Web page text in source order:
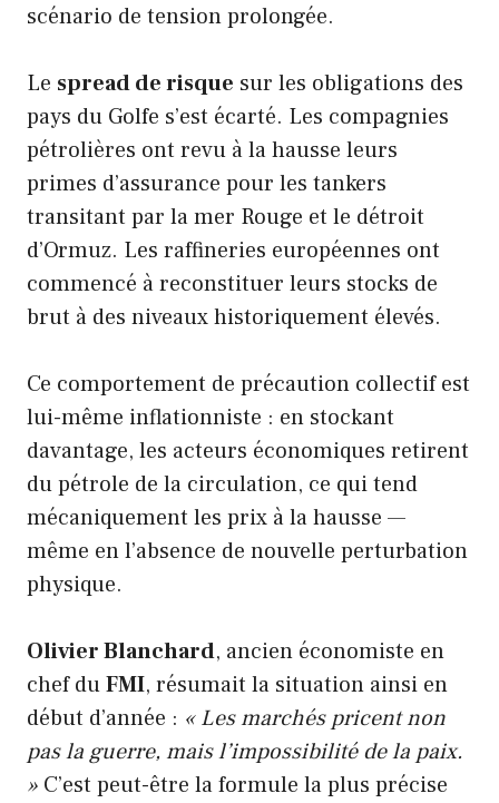
scénario de tension prolongée.
Le spread de risque sur les obligations des
pays du Golfe s’est écarté. Les compagnies
pétrolières ont revu à la hausse leurs
primes d’assurance pour les tankers
transitant par la mer Rouge et le détroit
d’Ormuz. Les raffineries européennes ont
commencé à reconstituer leurs stocks de
brut à des niveaux historiquement élevés.
Ce comportement de précaution collectif est
lui-même inflationniste : en stockant
davantage, les acteurs économiques retirent
du pétrole de la circulation, ce qui tend
mécaniquement les prix à la hausse —
même en l’absence de nouvelle perturbation
physique.
Olivier Blanchard, ancien économiste en
chef duFMI, résumait la situation ainsi en
début d’année : « Les marchés pricent non
pas la guerre, mais l’impossibilité de la paix.
» C’est peut-être la formule la plus précise